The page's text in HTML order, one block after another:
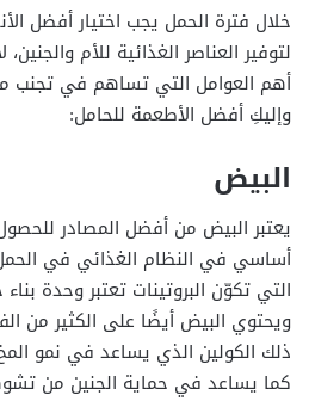
خلال فترة الحمل يجب اختيار أفضل
لتوفير العناصر الغذائية للأم
أهم العوامل التي تساهم في تجنب
وإليكِ أفضل الأطعمة للحامل:
البيض
يعتبر البيض من أفضل المصادر
أساسي في النظام الغذائي في
التي تكوّن البروتينات تعتبر وحدة
ويحتوي البيض أيضًا على الكثير من
ذلك الكولين الذي يساعد في نمو
كما يساعد في حماية الجنين من